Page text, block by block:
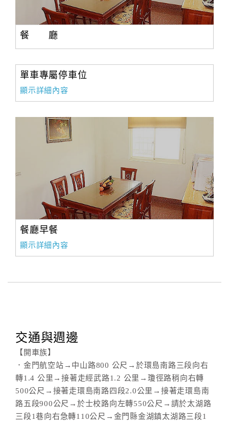
餐 廳
單車專屬停車位
顯示詳細內容
餐廳早餐
顯示詳細內容
交通與週邊
【開車族】
．金門航空站→中山路800 公尺→於環島南路三段向右
轉1.4 公里→接著走經武路1.2 公里→瓊徑路稍向右轉
500公尺→接著走環島南路四段2.0公里→接著走環島南
路五段900公尺→於士校路向左轉550公尺→請於太湖路
三段1巷向右急轉110公尺→金門縣金湖鎮太湖路三段1